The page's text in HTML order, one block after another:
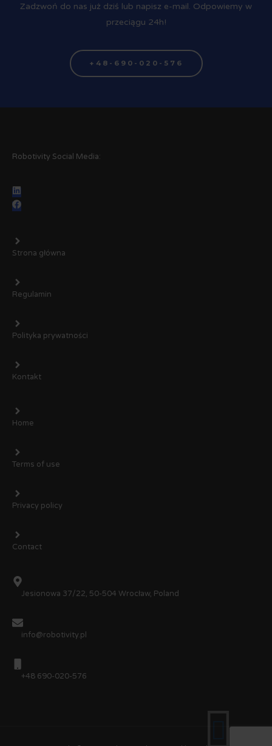
Zadzwoń do nas już dziś lub napisz e-mail. Odpowiemy w
przeciągu 24h!
+48-690-020-576
Robotivity Social Media:
Strona główna
Regulamin
Polityka prywatności
Kontakt
Home
Terms of use
Privacy policy
Contact
Jesionowa 37/22, 50-504 Wrocław, Poland
info@robotivity.pl
+48 690-020-576